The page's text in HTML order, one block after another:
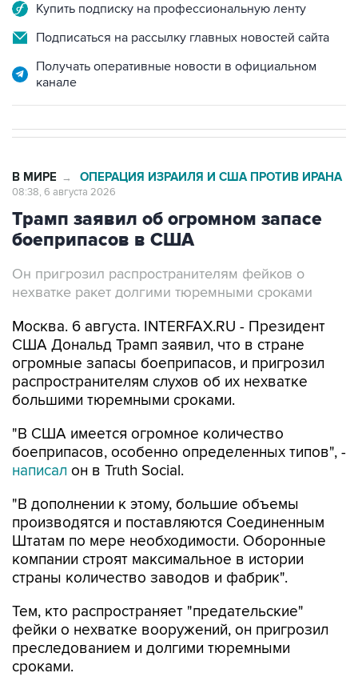
Купить подписку на профессиональную ленту
Подписаться на рассылку главных новостей сайта
Получать оперативные новости в официальном
канале
В МИРЕ → ОПЕРАЦИЯ ИЗРАИЛЯ И США ПРОТИВ ИРАНА
08:38, 6 августа 2026
Трамп заявил об огромном запасе
боеприпасов в США
Он пригрозил распространителям фейков о
нехватке ракет долгими тюремными сроками
Москва. 6 августа. INTERFAX.RU - Президент
США Дональд Трамп заявил, что в стране
огромные запасы боеприпасов, и пригрозил
распространителям слухов об их нехватке
большими тюремными сроками.
"В США имеется огромное количество
боеприпасов, особенно определенных типов", -
написал он в Truth Social.
"В дополнении к этому, большие объемы
производятся и поставляются Соединенным
Штатам по мере необходимости. Оборонные
компании строят максимальное в истории
страны количество заводов и фабрик".
Тем, кто распространяет "предательские"
фейки о нехватке вооружений, он пригрозил
преследованием и долгими тюремными
сроками.